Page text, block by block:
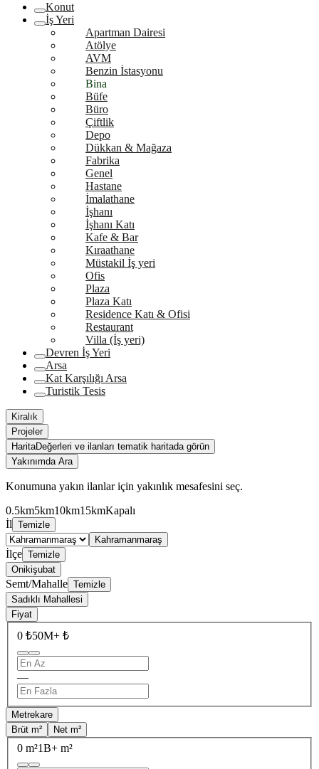
Konut
İş Yeri
Apartman Dairesi
Atölye
AVM
Benzin İstasyonu
Bina
Büfe
Büro
Çiftlik
Depo
Dükkan & Mağaza
Fabrika
Genel
Hastane
İmalathane
İşhanı
İşhanı Katı
Kafe & Bar
Kıraathane
Müstakil İş yeri
Ofis
Plaza
Plaza Katı
Residence Katı & Ofisi
Restaurant
Villa (İş yeri)
Devren İş Yeri
Arsa
Kat Karşılığı Arsa
Turistik Tesis
Kiralık
Projeler
HaritaDeğerleri ve ilanları tematik haritada görün
Yakınımda Ara
Konumuna yakın ilanlar için yakınlık mesafesini seç.
0.5km5km10km15kmKapalı
İl Temizle
Kahramanmaraş
İlçe Temizle
Onikişubat
Semt/Mahalle Temizle
Sadıklı Mahallesi
Fiyat
0 ₺50M+ ₺
—
Metrekare
Brüt m²
Net m²
0 m²1B+ m²